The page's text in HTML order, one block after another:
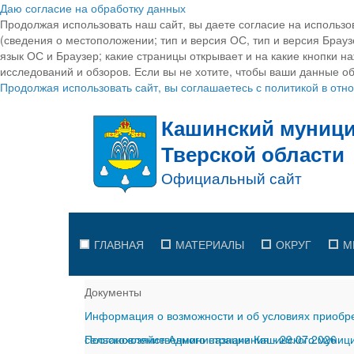
Даю согласие на обработку данных
Продолжая использовать наш сайт, вы даете согласие на
(сведения о местоположении; тип и версия ОС, тип и версия
язык ОС и Браузер; какие страницы открывает и на какие кнопки
исследований и обзоров. Если вы не хотите, чтобы ваши данные
Продолжая использовать сайт, вы соглашаетесь с политикой в
ГЛАВНАЯ МАТЕРИАЛЫ ОКРУГ
Документы
Информация о возможности и об условиях
сельскохозяйственного назначения-29.07.2026
Постановление Администрации Кашинского